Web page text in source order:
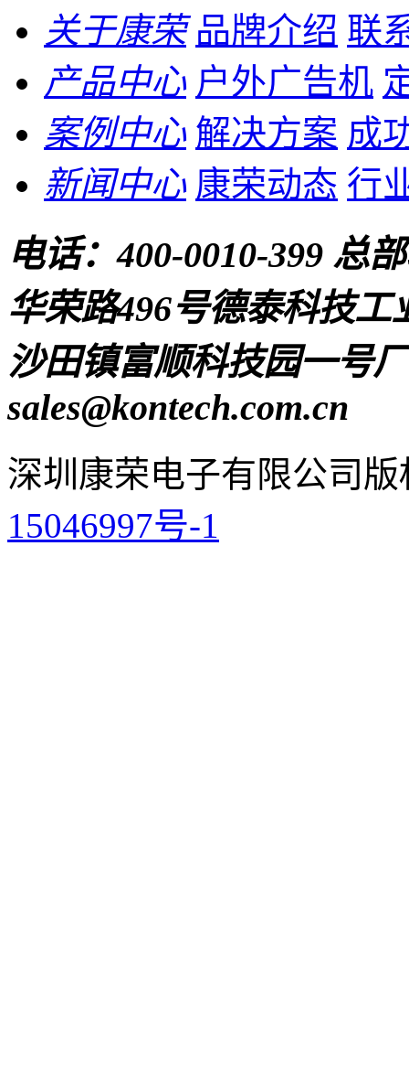
关于康荣 品牌介绍 联
产品中心 户外广告机
案例中心 解决方案 成
新闻中心 康荣动态 行
电话：400-0010-399 总
华荣路496号德泰科技工
沙田镇富顺科技园一号
sales@kontech.com.cn
深圳康荣电子有限公司 版
15046997号-1